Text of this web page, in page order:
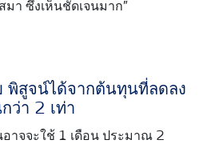
า ซึ่งเห็นชัดเจนมาก”
พิสูจน์ได้จากต้นทุนที่ลดลง
ว่า 2 เท่า
าจจะใช้ 1 เดือน ประมาณ 2